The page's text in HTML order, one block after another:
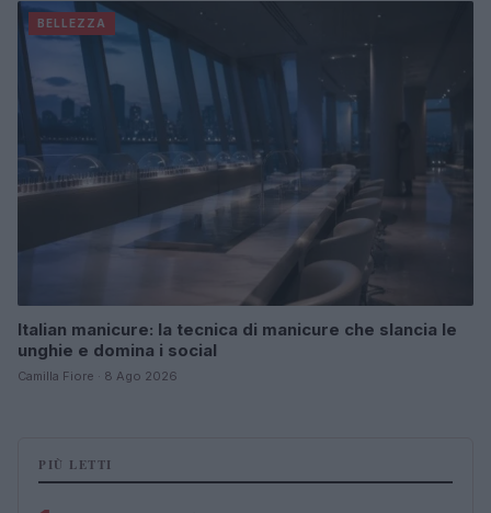
BELLEZZA
Italian manicure: la tecnica di manicure che slancia le
unghie e domina i social
Camilla Fiore · 8 Ago 2026
PIÙ LETTI